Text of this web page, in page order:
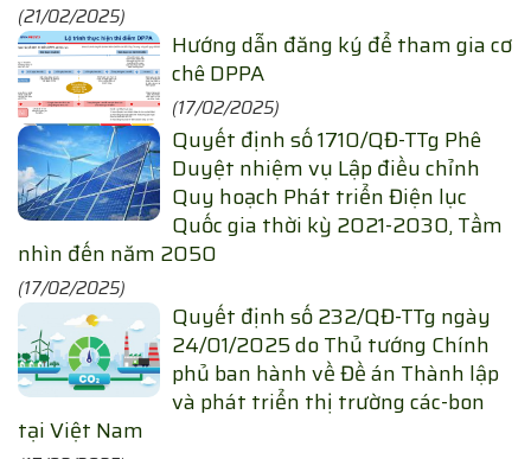
(21/02/2025)
Hướng dẫn đăng ký để tham gia cơ
chê DPPA
(17/02/2025)
Quyết định số 1710/QĐ-TTg Phê
Duyệt nhiệm vụ Lập điều chỉnh
Quy hoạch Phát triển Điện lục
Quốc gia thời kỳ 2021-2030, Tầm
nhìn đến năm 2050
(17/02/2025)
Quyết định số 232/QĐ-TTg ngày
24/01/2025 do Thủ tướng Chính
phủ ban hành về Đề án Thành lập
và phát triển thị trường các-bon
tại Việt Nam